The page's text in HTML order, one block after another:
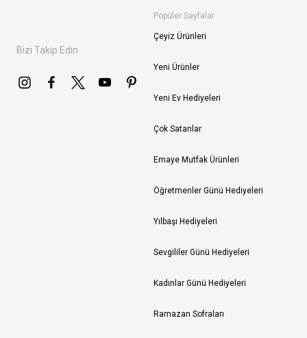
Bizi Takip Edin
Popüler Sayfalar
Çeyiz Ürünleri
Yeni Ürünler
Yeni Ev Hediyeleri
Çok Satanlar
Emaye Mutfak Ürünleri
Öğretmenler Günü Hediyeleri
Yılbaşı Hediyeleri
Sevgililer Günü Hediyeleri
Kadınlar Günü Hediyeleri
Ramazan Sofraları